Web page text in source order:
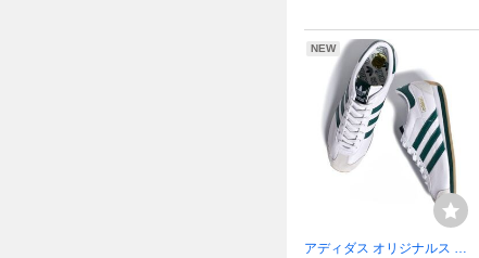
NEW
アディダス オリジナルス カ